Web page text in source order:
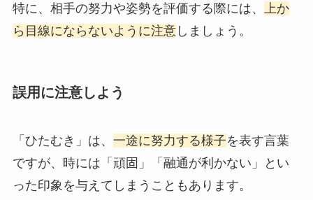
特に、相手の努力や姿勢を評価する際には、
上か
ら目線にならないように注意しましょう。
誤用に注意しよう
「ひたむき」は、 一途に努力する様子を表す言葉
ですが、時には「頑固」「融通が利かない」とい
った印象を与えてしまうこともあります。